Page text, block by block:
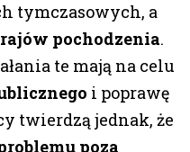
tymczasowych, a
pochodzenia.
te mają na celu
i poprawę
twierdzą jednak, że
poza